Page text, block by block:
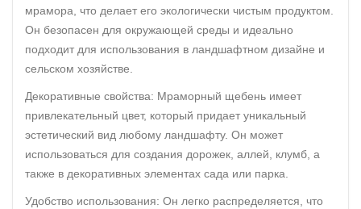
мрамора, что делает его экологически чистым продуктом.
Он безопасен для окружающей среды и идеально
подходит для использования в ландшафтном дизайне и
сельском хозяйстве.
Декоративные свойства: Мраморный щебень имеет
привлекательный цвет, который придает уникальный
эстетический вид любому ландшафту. Он может
использоваться для создания дорожек, аллей, клумб, а
также в декоративных элементах сада или парка.
Удобство использования: Он легко распределяется, что